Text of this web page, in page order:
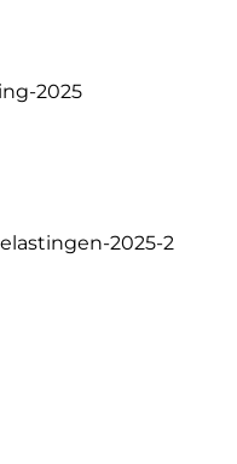
2025
2025-2